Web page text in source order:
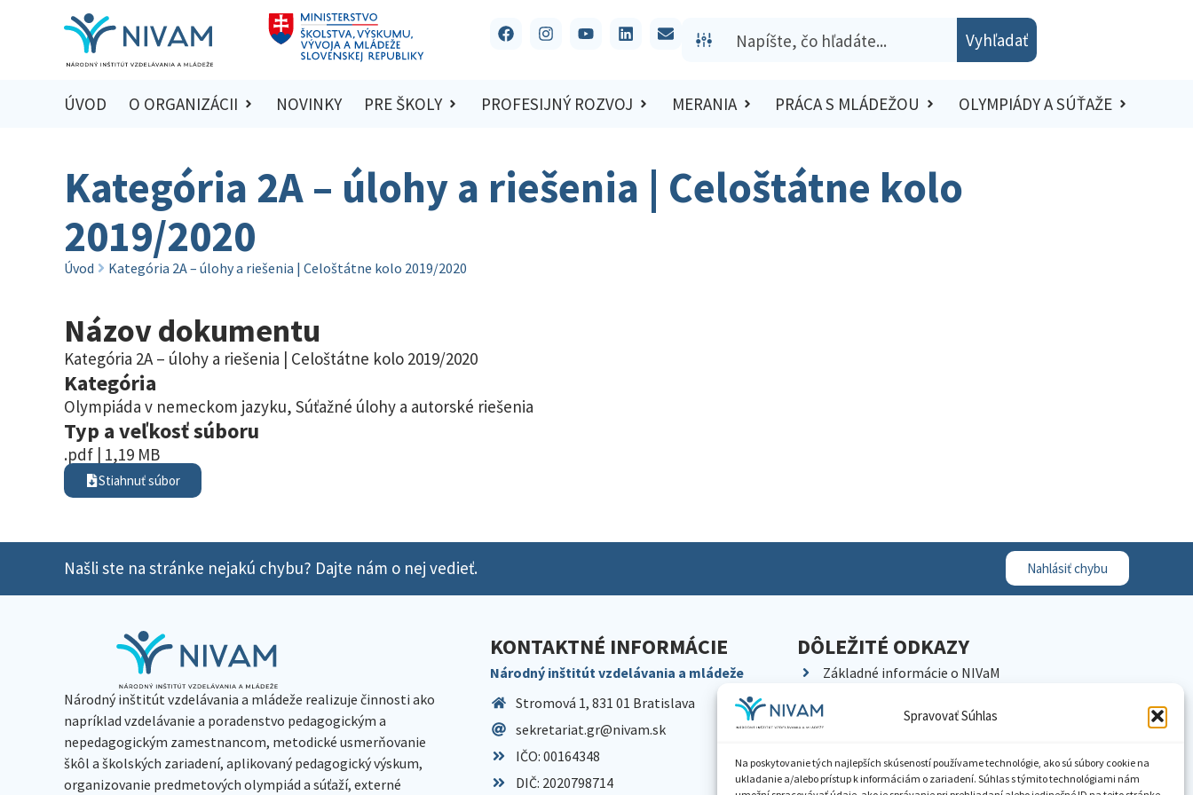
Spravovať Súhlas
Na poskytovanie tých najlepších skúseností používame technológie, ako sú súbory cookie na
ukladanie a/alebo prístup k informáciám o zariadení. Súhlas s týmito technológiami nám
Vyhľadať
ÚVOD O ORGANIZÁCII NOVINKY PRE ŠKOLY PROFESIJNÝ ROZVOJ MERANIA PRÁCA S MLÁDEŽOU OLYMPIÁDY A SÚŤAŽE
Kategória 2A – úlohy a riešenia | Celoštátne kolo
2019/2020
Úvod Kategória 2A – úlohy a riešenia | Celoštátne kolo 2019/2020
Názov dokumentu
Kategória 2A – úlohy a riešenia | Celoštátne kolo 2019/2020
Kategória
Olympiáda v nemeckom jazyku, Súťažné úlohy a autorské riešenia
Typ a veľkosť súboru
.pdf | 1,19 MB
Stiahnuť súbor
Našli ste na stránke nejakú chybu? Dajte nám o nej vedieť. Nahlásiť chybu
Národný inštitút vzdelávania a mládeže realizuje činnosti ako
napríklad vzdelávanie a poradenstvo pedagogickým a
nepedagogickým zamestnancom, metodické usmerňovanie
škôl a školských zariadení, aplikovaný pedagogický výskum,
organizovanie predmetových olympiád a súťaží, externé
KONTAKTNÉ INFORMÁCIE
Národný inštitút vzdelávania a mládeže
Stromová 1, 831 01 Bratislava
sekretariat.gr@nivam.sk
IČO: 00164348
DIČ: 2020798714
DÔLEŽITÉ ODKAZY
Základné informácie o NIVaM
Kariéra
Pracoviská NIVaM